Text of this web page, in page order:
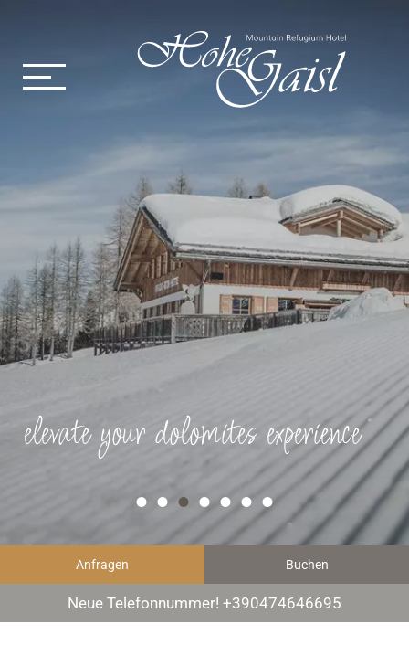
elevate your dolomites experience
Anfragen Buchen
Neue Telefonnummer! +390474646695